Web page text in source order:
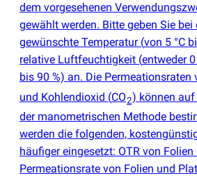
dem vorgesehenen
gewählt werden. Bitte geben Sie bei
gewünschte Temperatur (von 5 °C
relative Luftfeuchtigkeit (entweder
bis 90 %) an. Die
und Kohlendioxid (CO2) können
der manometrischen Methode
werden die folgenden,
häufiger eingesetzt: OTR von Folien
Permeationsrate von Folien und